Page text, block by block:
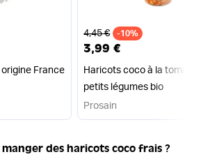
France
Ancien prix
4,45 € -10%
3,99 €
Haricots coco à la tomate
petits légumes bio
Prosain
manger des haricots coco frais ?